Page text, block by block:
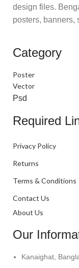
design files.
posters, banners,
Category
Poster
Vector
Psd
Required
Privacy Policy
Returns
Terms & Conditions
Contact Us
About Us
Our
Kanaighat,